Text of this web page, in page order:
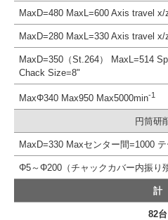
MaxD=480 MaxL=600 Axis travel x/
MaxD=280 MaxL=330 Axis travel x/
MaxD=350（St.264） MaxL=514
Chack Size=8"
MaxΦ340 Max950 Max5000min-1
円筒研
MaxD=330 Maxセンター間=1000
Φ5～Φ200（チャックカバー内振り
計
82台